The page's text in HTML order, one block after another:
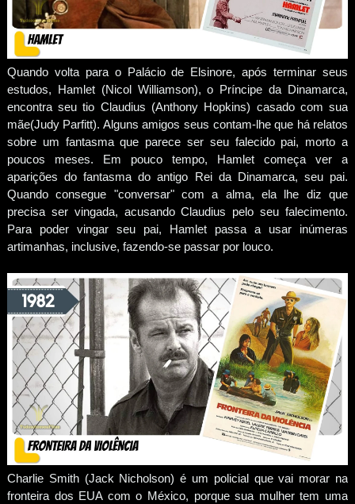
Quando volta para o Palácio de Elsinore, após terminar seus
estudos, Hamlet (Nicol Williamson), o Príncipe da Dinamarca,
encontra seu tio Claudius (Anthony Hopkins) casado com sua
mãe(Judy Parfitt). Alguns amigos seus contam-lhe que há relatos
sobre um fantasma que parece ser seu falecido pai, morto a
poucos meses. Em pouco tempo, Hamlet começa ver a
aparições do fantasma do antigo Rei da Dinamarca, seu pai.
Quando consegue "conversar" com a alma, ela lhe diz que
precisa ser vingada, acusando Claudius pelo seu falecimento.
Para poder vingar seu pai, Hamlet passa a usar inúmeras
artimanhas, inclusive, fazendo-se passar por louco.
Charlie Smith (Jack Nicholson) é um policial que vai morar na
fronteira dos EUA com o México, porque sua mulher tem uma